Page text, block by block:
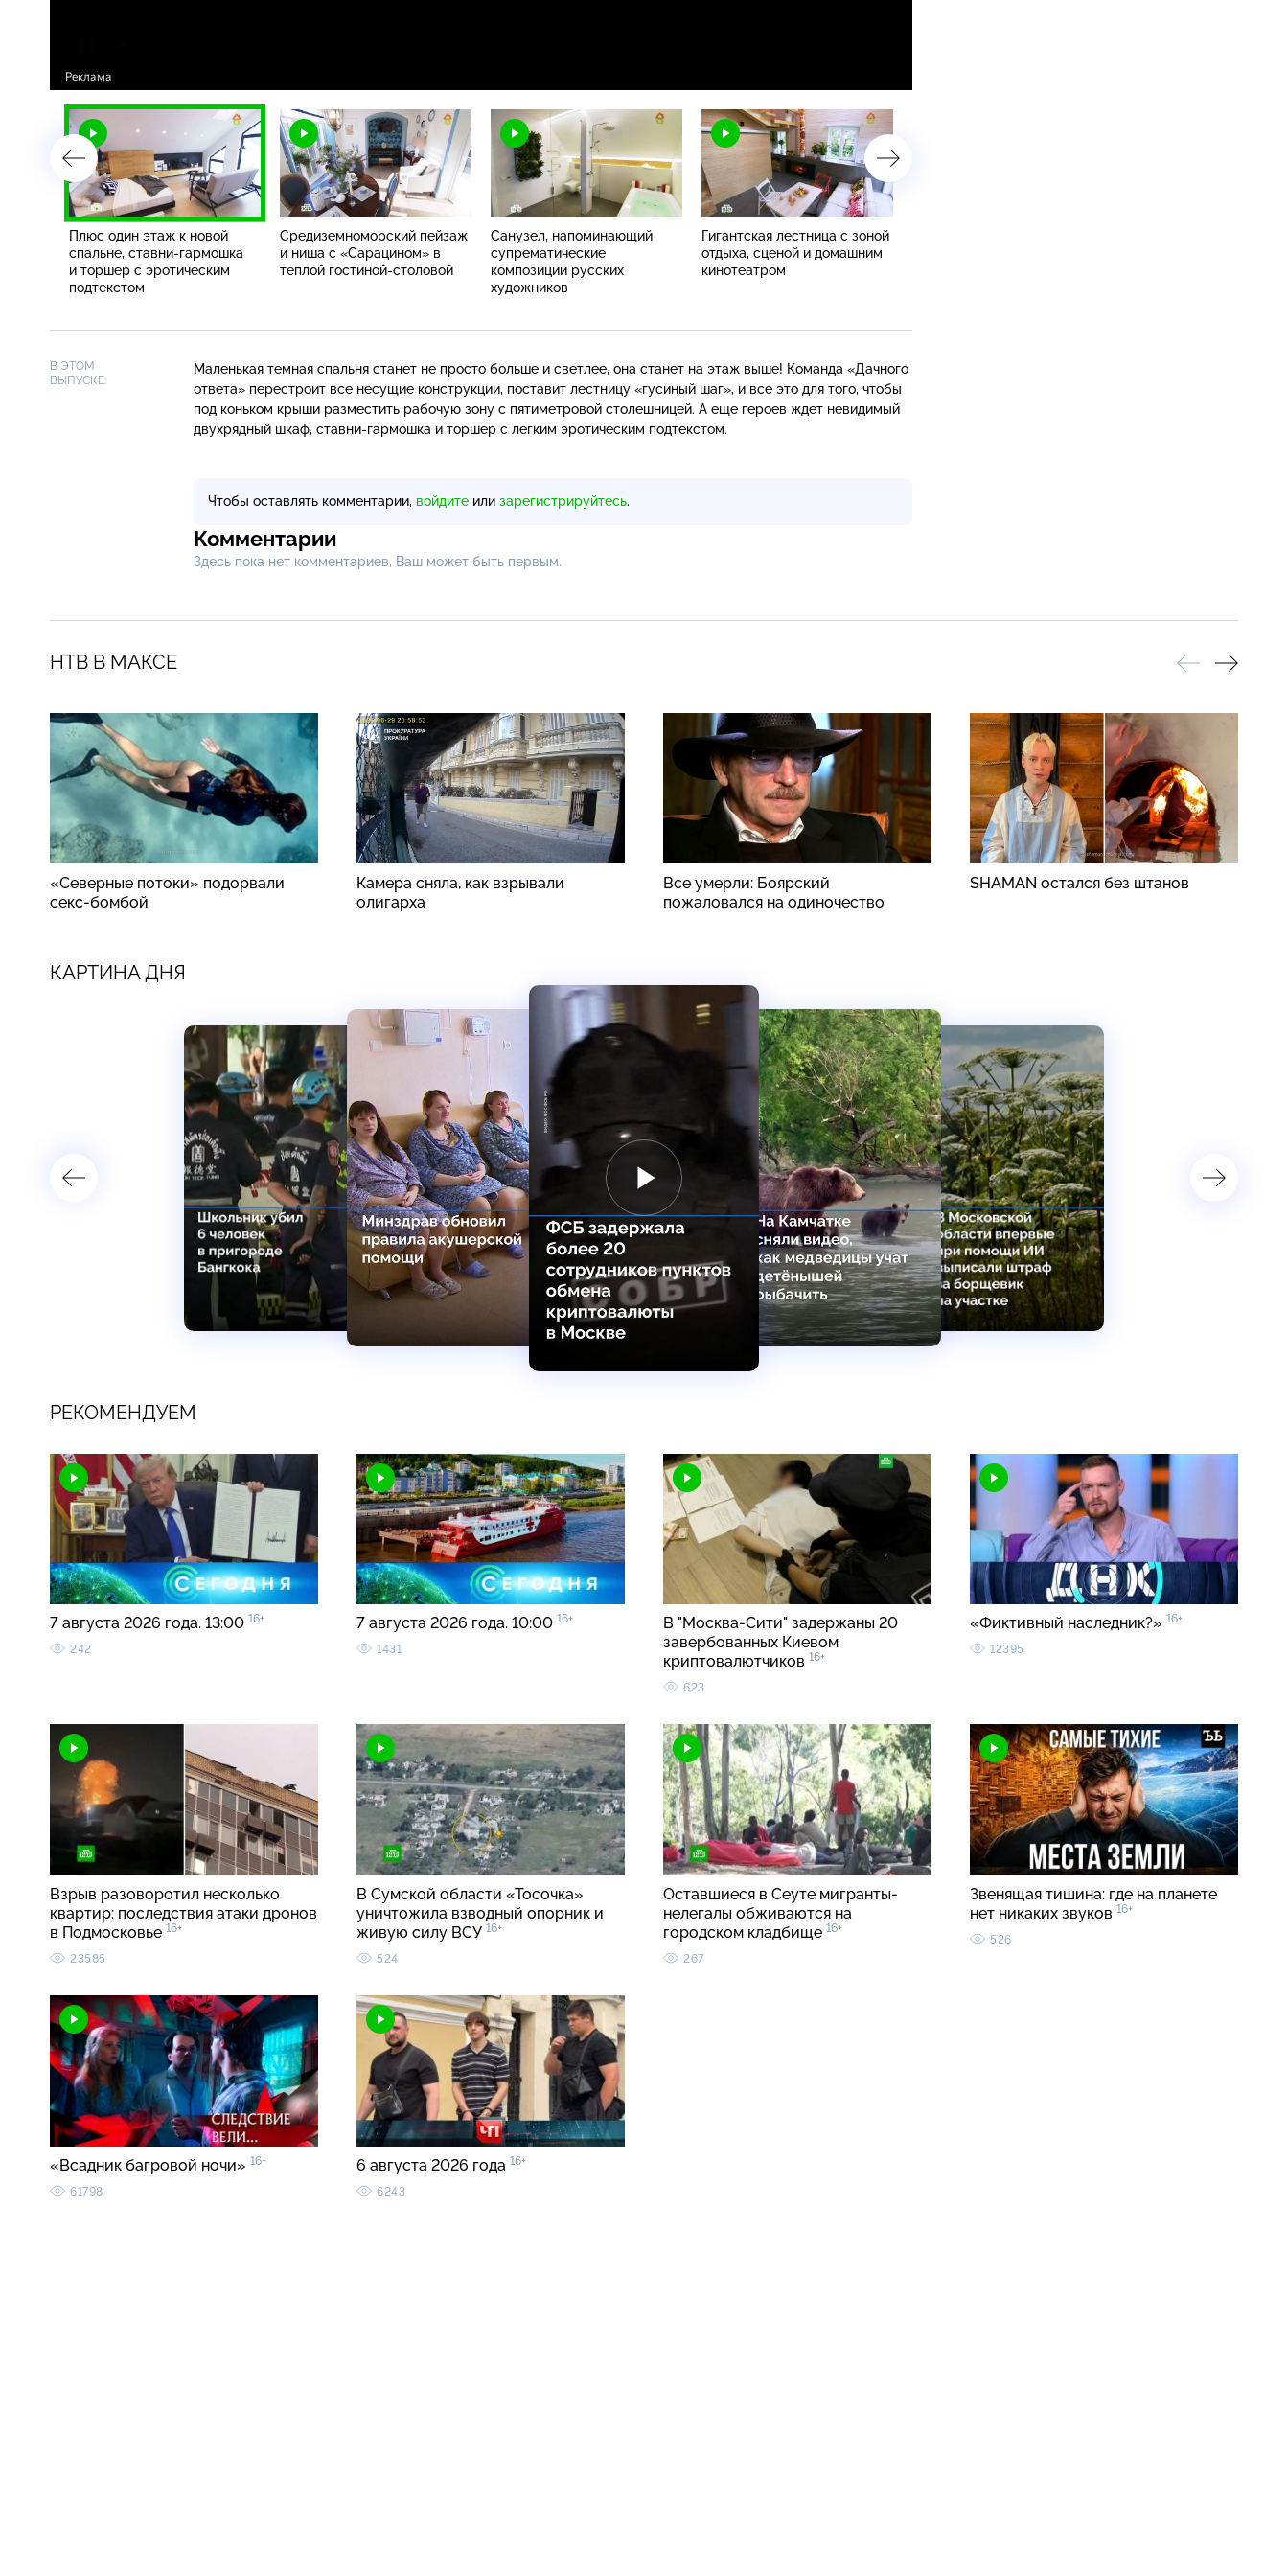
Плюс один этаж к новой
спальне, ставни-гармошка
и торшер с эротическим
подтекстом
Средиземноморский пейзаж
и ниша с «Сарацином» в
теплой гостиной-столовой
Санузел, напоминающий
супрематические
композиции русских
художников
Гигантская лестница с зоной
отдыха, сценой и домашним
кинотеатром
В ЭТОМ
ВЫПУСКЕ:
Маленькая темная спальня станет не просто больше и светлее, она станет на этаж выше! Команда «Дачного
ответа» перестроит все несущие конструкции, поставит лестницу «гусиный шаг», и все это для того, чтобы
под коньком крыши разместить рабочую зону с пятиметровой столешницей. А еще героев ждет невидимый
двухрядный шкаф, ставни-гармошка и торшер с легким эротическим подтекстом.
Чтобы оставлять комментарии, войдите или зарегистрируйтесь.
Комментарии
Здесь пока нет комментариев, Ваш может быть первым.
НТВ В МАКСЕ
«Северные потоки» подорвали
секс-бомбой
Камера сняла, как взрывали
олигарха
Все умерли: Боярский
пожаловался на одиночество
SHAMAN остался без штанов
КАРТИНА ДНЯ
РЕКОМЕНДУЕМ
7 августа 2026 года. 13:00 16+
242
7 августа 2026 года. 10:00 16+
1431
В "Москва-Сити" задержаны 20
завербованных Киевом
криптовалютчиков 16+
623
«Фиктивный наследник?» 16+
12395
Взрыв разоворотил несколько
квартир: последствия атаки дронов
в Подмосковье 16+
23585
В Сумской области «Тосочка»
уничтожила взводный опорник и
живую силу ВСУ 16+
524
Оставшиеся в Сеуте мигранты-
нелегалы обживаются на
городском кладбище 16+
267
Звенящая тишина: где на планете
нет никаких звуков 16+
526
«Всадник багровой ночи» 16+
61798
6 августа 2026 года 16+
6243